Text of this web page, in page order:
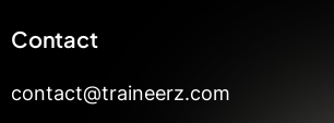
Contact
contact@traineerz.com